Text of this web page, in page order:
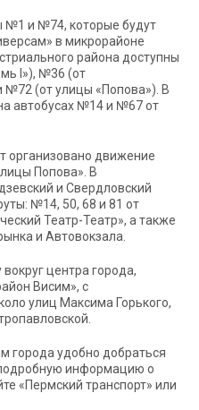
№1 и №74, которые будут
в микрорайоне
района доступны
I»), №36 (от
№72 (от улицы «Попова»). В
автобусах №14 и №67 от
организовано движение
Попова». В
и Свердловский
№14, 50, 68 и 81 от
Театр-Театр», а также
и Автовокзала.
центра города,
Висим», с
улиц Максима Горького,
города удобно добраться
информацию о
«Пермский транспорт» или